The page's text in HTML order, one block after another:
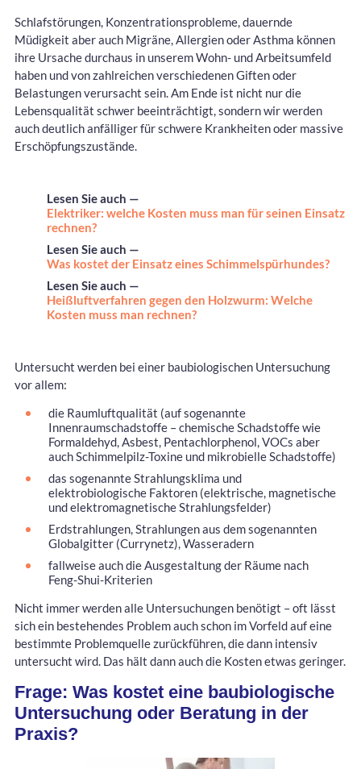
Schlafstörungen, Konzentrationsprobleme, dauernde
Müdigkeit aber auch Migräne, Allergien oder Asthma können
ihre Ursache durchaus in unserem Wohn- und Arbeitsumfeld
haben und von zahlreichen verschiedenen Giften oder
Belastungen verursacht sein. Am Ende ist nicht nur die
Lebensqualität schwer beeinträchtigt, sondern wir werden
auch deutlich anfälliger für schwere Krankheiten oder massive
Erschöpfungszustände.
Lesen Sie auch —
Elektriker: welche Kosten muss man für seinen Einsatz
rechnen?
Lesen Sie auch —
Was kostet der Einsatz eines Schimmelspürhundes?
Lesen Sie auch —
Heißluftverfahren gegen den Holzwurm: Welche
Kosten muss man rechnen?
Untersucht werden bei einer baubiologischen Untersuchung
vor allem:
die Raumluftqualität (auf sogenannte
Innenraumschadstoffe – chemische Schadstoffe wie
Formaldehyd, Asbest, Pentachlorphenol, VOCs aber
auch Schimmelpilz-Toxine und mikrobielle Schadstoffe)
das sogenannte Strahlungsklima und
elektrobiologische Faktoren (elektrische, magnetische
und elektromagnetische Strahlungsfelder)
Erdstrahlungen, Strahlungen aus dem sogenannten
Globalgitter (Currynetz), Wasseradern
fallweise auch die Ausgestaltung der Räume nach
Feng-Shui-Kriterien
Nicht immer werden alle Untersuchungen benötigt – oft lässt
sich ein bestehendes Problem auch schon im Vorfeld auf eine
bestimmte Problemquelle zurückführen, die dann intensiv
untersucht wird. Das hält dann auch die Kosten etwas geringer.
Frage: Was kostet eine baubiologische
Untersuchung oder Beratung in der
Praxis?